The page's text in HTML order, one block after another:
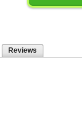
Reviews